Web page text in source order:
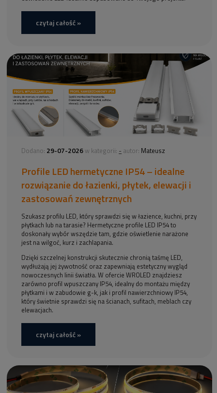
czytaj całość »
Dodano: 29-07-2026 w kategorii: - autor: Mateusz
Profile LED hermetyczne IP54 – idealne
rozwiązanie do łazienki, płytek, elewacji i
zastosowań zewnętrznych
Szukasz profilu LED, który sprawdzi się w łazience, kuchni, przy
płytkach lub na tarasie? Hermetyczne profile LED IP54 to
doskonały wybór wszędzie tam, gdzie oświetlenie narażone
jest na wilgoć, kurz i zachlapania.
Dzięki szczelnej konstrukcji skutecznie chronią taśmę LED,
wydłużają jej żywotność oraz zapewniają estetyczny wygląd
nowoczesnych linii światła. W ofercie WROLED znajdziesz
zarówno profil wpuszczany IP54, idealny do montażu między
płytkami i w zabudowie g-k, jak i profil nawierzchniowy IP54,
który świetnie sprawdzi się na ścianach, sufitach, meblach czy
elewacjach.
czytaj całość »